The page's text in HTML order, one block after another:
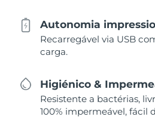
Autonomia
Recarregável via USB
carga.
Higiénico &
Resistente a bactérias,
100% impermeável, fácil